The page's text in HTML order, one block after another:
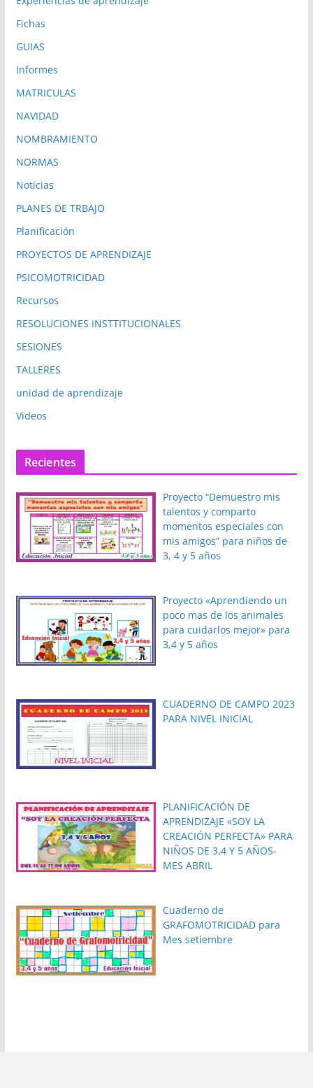
Fichas
GUIAS
Informes
MATRICULAS
NAVIDAD
NOMBRAMIENTO
NORMAS
Noticias
PLANES DE TRBAJO
Planificación
PROYECTOS DE APRENDIZAJE
PSICOMOTRICIDAD
Recursos
RESOLUCIONES INSTTITUCIONALES
SESIONES
TALLERES
unidad de aprendizaje
Videos
Recientes
Proyecto “Demuestro mis
talentos y comparto
momentos especiales con
mis amigos” para niños de
3, 4 y 5 años
Proyecto «Aprendiendo un
poco mas de los animales
para cuidarlos mejor» para
3,4 y 5 años
CUADERNO DE CAMPO 2023
PARA NIVEL INICIAL
PLANIFICACIÓN DE
APRENDIZAJE «SOY LA
CREACIÓN PERFECTA» PARA
NIÑOS DE 3,4 Y 5 AÑOS-
MES ABRIL
Cuaderno de
GRAFOMOTRICIDAD para
Mes setiembre